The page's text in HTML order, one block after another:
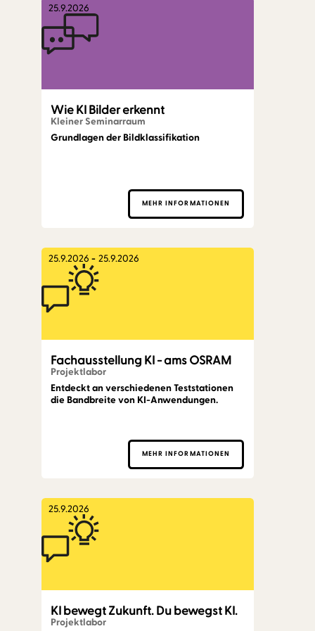
25.9.2026
Wie KI Bilder erkennt
Kleiner Seminarraum
Grundlagen der Bildklassifikation
MEHR INFORMATIONEN
25.9.2026 - 25.9.2026
Fachausstellung KI - ams OSRAM
Projektlabor
Entdeckt an verschiedenen Teststationen
die Bandbreite von KI-Anwendungen.
MEHR INFORMATIONEN
25.9.2026
KI bewegt Zukunft. Du bewegst KI.
Projektlabor